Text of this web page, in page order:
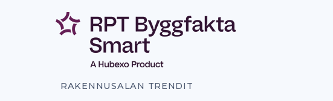
RAKENNUSALAN TRENDIT